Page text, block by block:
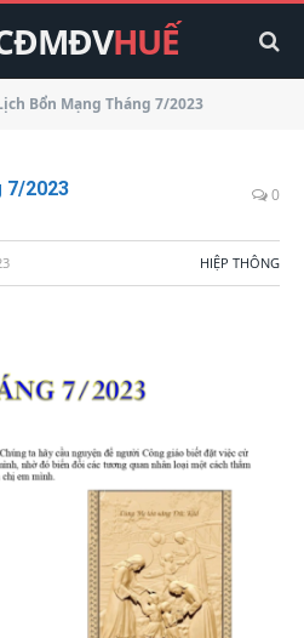
HUẾ
Bổn Mạng Tháng 7/2023
7/2023 0
HIỆP THÔNG